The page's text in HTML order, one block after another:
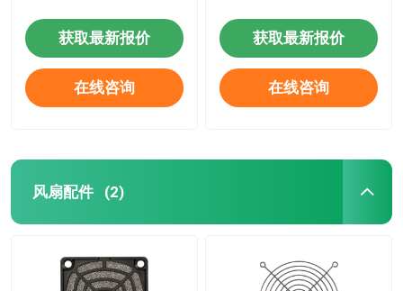
获取最新报价
在线咨询
获取最新报价
在线咨询
风扇配件 (2)